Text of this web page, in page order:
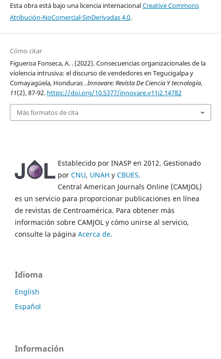
Esta obra está bajo una licencia internacionalCreative Commons
Atribución-NoComercial-SinDerivadas 4.0.
Cómo citar
Figueroa Fonseca, A. . (2022). Consecuencias organizacionales de la
violencia intrusiva: el discurso de vendedores en Tegucigalpa y
Comayagüela, Honduras .Innovare: Revista De Ciencia Y tecnología,
11(2), 87-92. https://doi.org/10.5377/innovare.v11i2.14782
Más formatos de cita
Establecido por INASP en 2012. Gestionado
por CNU, UNAH y CBUES.
Central American Journals Online (CAMJOL)
es un servicio para proporcionar publicaciones en línea
de revistas de Centroamérica. Para obtener más
información sobre CAMJOL y cómo unirse al servicio,
consulte la página Acerca de.
Idioma
English
Español
Información